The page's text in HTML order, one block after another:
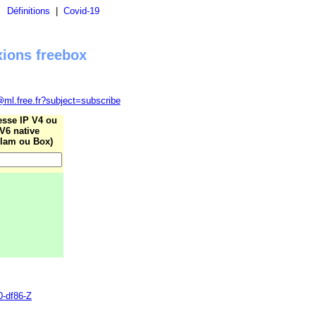
Définitions Covid-19
freebox
IP V4 ou
V6 native
ou Box)
df86-Z